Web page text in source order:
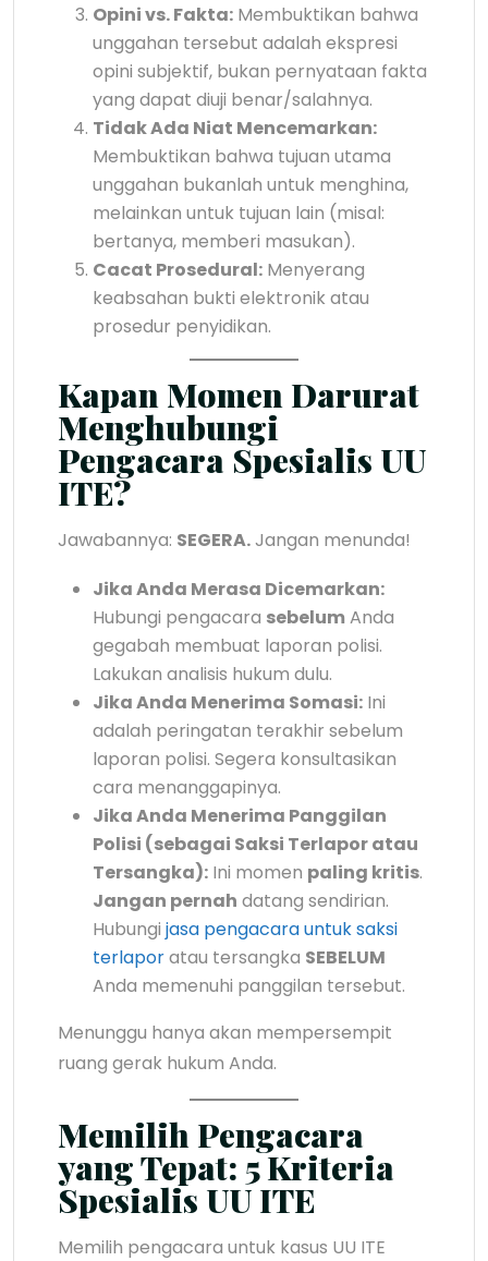
Opini vs. Fakta: Membuktikan bahwa
unggahan tersebut adalah ekspresi
opini subjektif, bukan pernyataan fakta
yang dapat diuji benar/salahnya.
Tidak Ada Niat Mencemarkan:
Membuktikan bahwa tujuan utama
unggahan bukanlah untuk menghina,
melainkan untuk tujuan lain (misal:
bertanya, memberi masukan).
Cacat Prosedural: Menyerang
keabsahan bukti elektronik atau
prosedur penyidikan.
Kapan Momen Darurat
Menghubungi
Pengacara Spesialis UU
ITE?
Jawabannya: SEGERA.Jangan menunda!
Jika Anda Merasa Dicemarkan:
Hubungi pengacara sebelumAnda
gegabah membuat laporan polisi.
Lakukan analisis hukum dulu.
Jika Anda Menerima Somasi: Ini
adalah peringatan terakhir sebelum
laporan polisi. Segera konsultasikan
cara menanggapinya.
Jika Anda Menerima Panggilan
Polisi (sebagai Saksi Terlapor atau
Tersangka): Ini momen paling kritis.
Jangan pernah datang sendirian.
Hubungi jasa pengacara untuk saksi
terlaporatau tersangka SEBELUM
Anda memenuhi panggilan tersebut.
Menunggu hanya akan mempersempit
ruang gerak hukum Anda.
Memilih Pengacara
yang Tepat: 5 Kriteria
Spesialis UU ITE
Memilih pengacara untuk kasus UU ITE